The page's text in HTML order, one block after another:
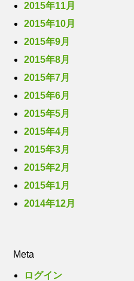
2015年11月
2015年10月
2015年9月
2015年8月
2015年7月
2015年6月
2015年5月
2015年4月
2015年3月
2015年2月
2015年1月
2014年12月
Meta
ログイン